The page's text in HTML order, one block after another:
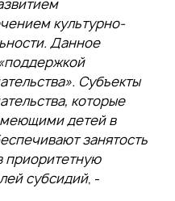
культурно-
Данное
Субъекты
которые
детей в
занятость
приоритетную
субсидий, -